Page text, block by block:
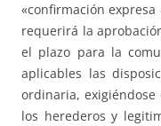
«confirmación
requerirá la
el plazo para la
aplicables las
ordinaria,
los herederos y